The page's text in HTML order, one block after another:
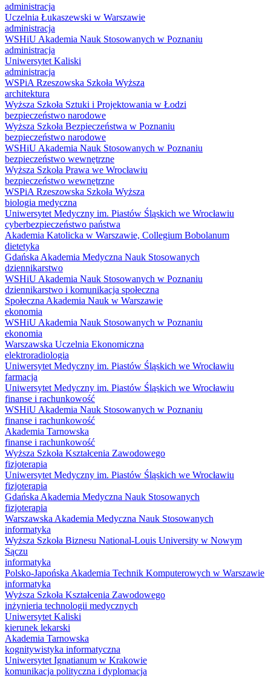
administracja
Uczelnia Łukaszewski w Warszawie
administracja
WSHiU Akademia Nauk Stosowanych w Poznaniu
administracja
Uniwersytet Kaliski
administracja
WSPiA Rzeszowska Szkoła Wyższa
architektura
Wyższa Szkoła Sztuki i Projektowania w Łodzi
bezpieczeństwo narodowe
Wyższa Szkoła Bezpieczeństwa w Poznaniu
bezpieczeństwo narodowe
WSHiU Akademia Nauk Stosowanych w Poznaniu
bezpieczeństwo wewnętrzne
Wyższa Szkoła Prawa we Wrocławiu
bezpieczeństwo wewnętrzne
WSPiA Rzeszowska Szkoła Wyższa
biologia medyczna
Uniwersytet Medyczny im. Piastów Śląskich we Wrocławiu
cyberbezpieczeństwo państwa
Akademia Katolicka w Warszawie, Collegium Bobolanum
dietetyka
Gdańska Akademia Medyczna Nauk Stosowanych
dziennikarstwo
WSHiU Akademia Nauk Stosowanych w Poznaniu
dziennikarstwo i komunikacja społeczna
Społeczna Akademia Nauk w Warszawie
ekonomia
WSHiU Akademia Nauk Stosowanych w Poznaniu
ekonomia
Warszawska Uczelnia Ekonomiczna
elektroradiologia
Uniwersytet Medyczny im. Piastów Śląskich we Wrocławiu
farmacja
Uniwersytet Medyczny im. Piastów Śląskich we Wrocławiu
finanse i rachunkowość
WSHiU Akademia Nauk Stosowanych w Poznaniu
finanse i rachunkowość
Akademia Tarnowska
finanse i rachunkowość
Wyższa Szkoła Kształcenia Zawodowego
fizjoterapia
Uniwersytet Medyczny im. Piastów Śląskich we Wrocławiu
fizjoterapia
Gdańska Akademia Medyczna Nauk Stosowanych
fizjoterapia
Warszawska Akademia Medyczna Nauk Stosowanych
informatyka
Wyższa Szkoła Biznesu National-Louis University w Nowym
Sączu
informatyka
Polsko-Japońska Akademia Technik Komputerowych w Warszawie
informatyka
Wyższa Szkoła Kształcenia Zawodowego
inżynieria technologii medycznych
Uniwersytet Kaliski
kierunek lekarski
Akademia Tarnowska
kognitywistyka informatyczna
Uniwersytet Ignatianum w Krakowie
komunikacja polityczna i dyplomacja